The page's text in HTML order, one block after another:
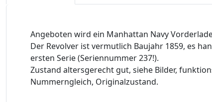
Angeboten wird ein Manhattan Navy
Der Revolver ist vermutlich Baujahr 1859, es
ersten Serie (Seriennummer 237!).
Zustand altersgerecht gut, siehe Bilder,
Nummerngleich, Originalzustand.